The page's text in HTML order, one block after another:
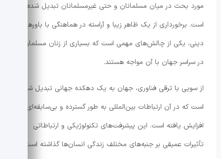
مورد بحث در میان مسلمانان و حتی غیرمسلمانان تبدیل شده
است. برخورداری از یک ظاهر زیبا و آراسته در هماهنگی با باورهای
دینی، یکی از چالش‌های مهمی است که بسیاری از زنان مسلمان
در سراسر جهان با آن مواجه هستند.
از سویی با ترقی فناوری، جهان به یک دهکده جهانی تبدیل شده
است که در آن ارتباطات بین‌المللی به طور گسترده و بی‌سابقه‌ای
افزایش یافته است. این پیشرفت‌های تکنولوژیکی و ارتباطاتی
تأثیرات عمیقی بر جنبه‌های مختلف زندگی انسان‌ها گذاشته است